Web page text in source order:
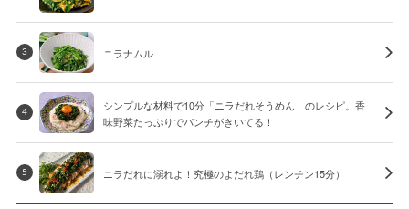
3 ニラナムル
4
シンプルな材料で10分「ニラだれそうめん」のレシピ。香
味野菜たっぷりでパンチがきいてる！
5 ニラだれに溺れよ！究極のよだれ鶏（レンチン15分）